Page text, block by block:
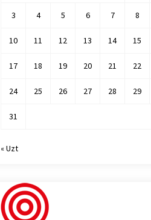
3 4 5 6 7 8
10 11 12 13 14 15
17 18 19 20 21 22
24 25 26 27 28 29
31
« Uzt